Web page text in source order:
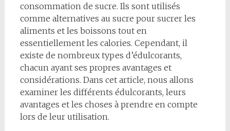
consommation de sucre. Ils sont utilisés
comme alternatives au sucre pour sucrer les
aliments et les boissons tout en
essentiellement les calories. Cependant, il
existe de nombreux types d’édulcorants,
chacun ayant ses propres avantages et
considérations. Dans cet article, nous allons
examiner les différents édulcorants, leurs
avantages et les choses à prendre en compte
lors de leur utilisation.